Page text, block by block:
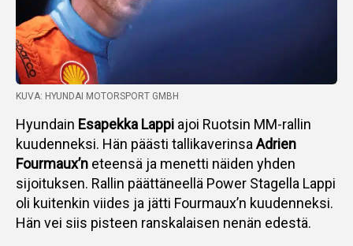
KUVA: HYUNDAI MOTORSPORT GMBH
Hyundain Esapekka Lappi ajoi Ruotsin MM-rallin
kuudenneksi. Hän päästi tallikaverinsa Adrien
Fourmaux’n eteensä ja menetti näiden yhden
sijoituksen. Rallin päättäneellä Power Stagella Lappi
oli kuitenkin viides ja jätti Fourmaux’n kuudenneksi.
Hän vei siis pisteen ranskalaisen nenän edestä.